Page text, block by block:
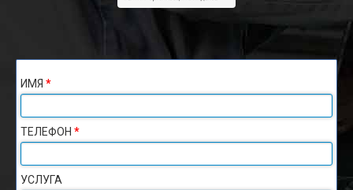
ИМЯ *
ТЕЛЕФОН *
УСЛУГА